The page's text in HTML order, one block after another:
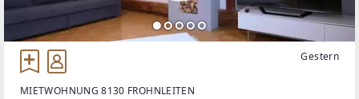
Gestern
MIETWOHNUNG 8130 FROHNLEITEN